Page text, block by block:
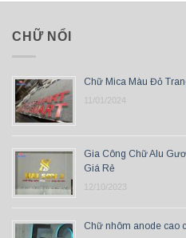
CHỮ NỔI
Chữ Mica Màu Đỏ
11/01/2024
Gia Công Chữ Alu
Giá Rẻ
12/10/2023
Chữ nhôm anode cao